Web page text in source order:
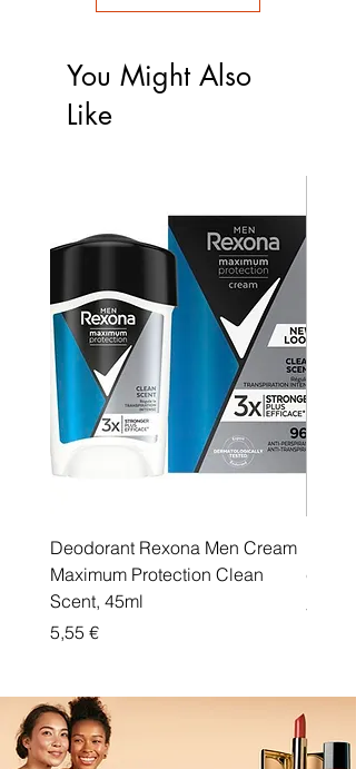
You Might Also
Like
Deodorant Rexona Men Cream
Maximum Protection Clean
Scent, 45ml
Price
5,55 €
Price
5,55 €